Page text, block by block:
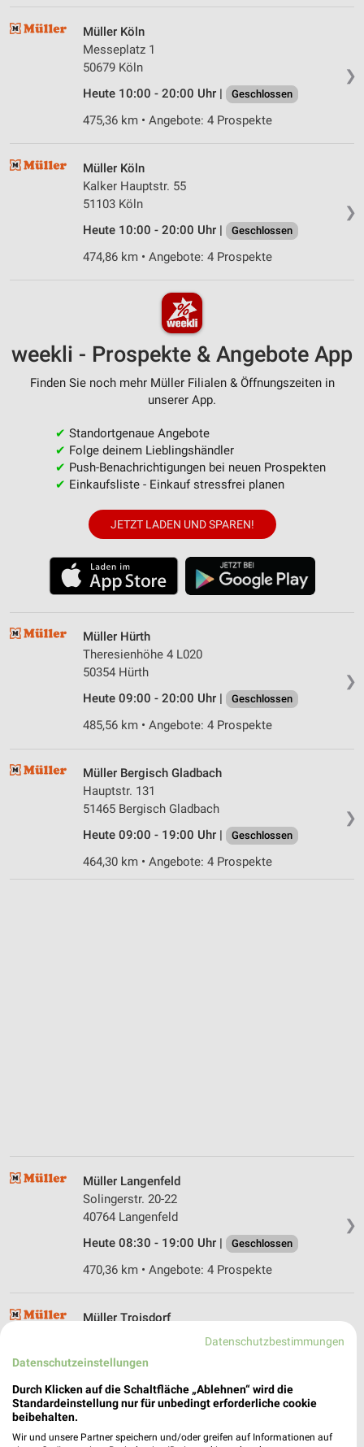
❯
Müller Köln
Messeplatz 1
50679 Köln
Heute 10:00 - 20:00 Uhr |
Geschlossen
475,36 km • Angebote: 4 Prospekte
❯
Müller Köln
Kalker Hauptstr. 55
51103 Köln
Heute 10:00 - 20:00 Uhr |
Geschlossen
474,86 km • Angebote: 4 Prospekte
weekli - Prospekte & Angebote App
Finden Sie noch mehr Müller Filialen & Öffnungszeiten in
unserer App.
✔ Standortgenaue Angebote
✔ Folge deinem Lieblingshändler
✔ Push-Benachrichtigungen bei neuen Prospekten
✔ Einkaufsliste - Einkauf stressfrei planen
JETZT LADEN UND SPAREN!
❯
Müller Hürth
Theresienhöhe 4 L020
50354 Hürth
Heute 09:00 - 20:00 Uhr |
Geschlossen
485,56 km • Angebote: 4 Prospekte
❯
Müller Bergisch Gladbach
Hauptstr. 131
51465 Bergisch Gladbach
Heute 09:00 - 19:00 Uhr |
Geschlossen
464,30 km • Angebote: 4 Prospekte
❯
Müller Langenfeld
Solingerstr. 20-22
40764 Langenfeld
Heute 08:30 - 19:00 Uhr |
Geschlossen
470,36 km • Angebote: 4 Prospekte
Müller Troisdorf
Wilhelm Hamacher Platz 22
470,64 km • Angebote: 4 Prospekte
Datenschutzbestimmungen
Datenschutzeinstellungen
Durch Klicken auf die Schaltfläche „Ablehnen“ wird die
Standardeinstellung nur für unbedingt erforderliche cookie
beibehalten.
Wir und unsere Partner speichern und/oder greifen auf Informationen auf